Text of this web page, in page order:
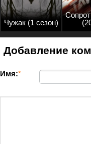
Чужак (1 сезон)
Добавление
Имя:*